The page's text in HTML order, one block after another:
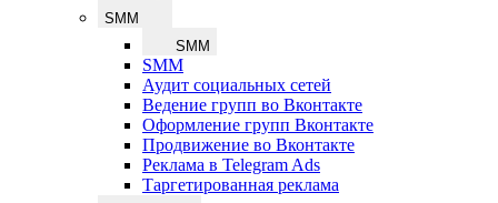
SMM
SMM
SMM
Аудит социальных сетей
Ведение групп во Вконтакте
Оформление групп Вконтакте
Продвижение во Вконтакте
Реклама в Telegram Ads
Таргетированная реклама